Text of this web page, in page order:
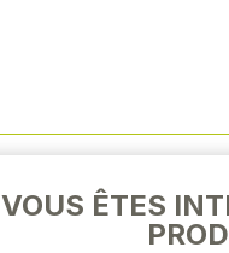
VOUS ÊTES